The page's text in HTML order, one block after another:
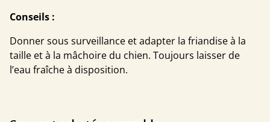
Conseils :
Donner sous surveillance et adapter la friandise à la
taille et à la mâchoire du chien. Toujours laisser de
l’eau fraîche à disposition.